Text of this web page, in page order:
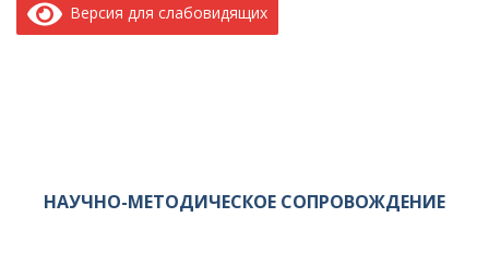
Версия для слабовидящих
НАУЧНО-МЕТОДИЧЕСКОЕ СОПРОВОЖДЕНИЕ